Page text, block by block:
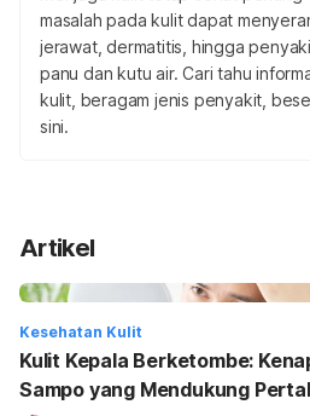
masalah pada kulit dapat
jerawat, dermatitis, hingga
panu dan kutu air. Cari tahu
kulit, beragam jenis penyakit,
sini.
Artikel
Kesehatan Kulit
Kulit Kepala Berketombe:
Sampo yang Mendukung